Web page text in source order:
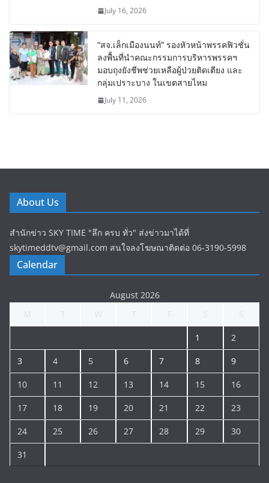
July 16, 2026
“สจ.เล็กเมืองนนท์” รองหัวหน้าพรรคฟิวชั่น
ลงพื้นที่นำคณะกรรมการบริหารพรรคฯ
มอบถุงยังชีพช่วยเหลือผู้ป่วยติดเตียง และ
กลุ่มเปราะบาง ในเขตสายไหม
July 11, 2026
About Us
สำนักข่าว SKY TIME "ลึก ครบ ทั่ว" ส่งข่าวมาได้ที่
skytimeddtv@gmail.com สนใจลงโฆษณาติดต่อ 06-3190-5998
Calendar
August 2026
1 2
3 4 5 6 7 8 9
10 11 12 13 14 15 16
17 18 19 20 21 22 23
24 25 26 27 28 29 30
31